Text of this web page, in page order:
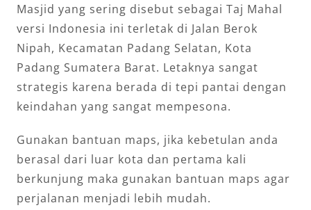
Masjid yang sering disebut sebagai Taj Mahal
versi Indonesia ini terletak di Jalan Berok
Nipah, Kecamatan Padang Selatan, Kota
Padang Sumatera Barat. Letaknya sangat
strategis karena berada di tepi pantai dengan
keindahan yang sangat mempesona.
Gunakan bantuan maps, jika kebetulan anda
berasal dari luar kota dan pertama kali
berkunjung maka gunakan bantuan maps agar
perjalanan menjadi lebih mudah.